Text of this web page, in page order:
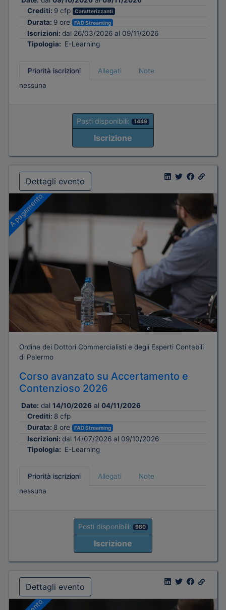
Crediti: 9 cfp Caratterizzanti
Durata: 9 ore FAD Streaming
Iscrizioni: dal 26/03/2026 al 09/11/2026
Tipologia: E-Learning
Priorità iscrizioni Allegati
Note
nessuna
Posti disponibili: 1449
Iscrizione
Dettagli evento
A pagamento
Ordine dei Dottori Commercialisti e degli Esperti Contabili
di Palermo
Corso avanzato su Accertamento e
Contenzioso 2026
Date: dal 14/10/2026 al 04/11/2026
Crediti: 8 cfp
Durata: 8 ore FAD Streaming
Iscrizioni: dal 14/07/2026 al 09/10/2026
Tipologia: E-Learning
Priorità iscrizioni Allegati
Note
nessuna
Posti disponibili: 980
Iscrizione
Dettagli evento